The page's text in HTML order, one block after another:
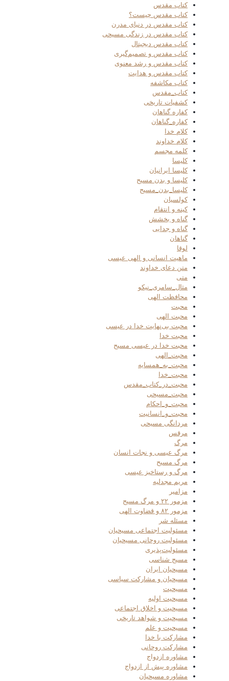
کتاب مقدس
کتاب مقدس چیست؟
کتاب مقدس در دنیای مدرن
کتاب مقدس در زندگی مسیحی
کتاب مقدس دیجیتال
کتاب مقدس و تصمیم‌گیری
کتاب مقدس و رشد معنوی
کتاب مقدس و هدایت
کتاب مکاشفه
کتاب_مقدس
کشفیات تاریخی
کفاره گناهان
کفاره_گناهان
کلام خدا
کلام خداوند
کلمه مجسم
کلیسا
کلیسا ایرانیان
کلیسا و بدن مسیح
کلیسا_بدن_مسیح
کولسیان
کینه و انتقام
گناه و بخشش
گناه و جدایی
گناهان
لوقا
ماهیت انسانی و الهی عیسی
متن دعای خداوند
متی
مثال_سامری_نیکو
محافظت الهی
محبت
محبت الهی
محبت بی‌نهایت خدا در عیسی
محبت خدا
محبت خدا در عیسی مسیح
محبت_الهی
محبت_به_همسایه
محبت_خدا
محبت_در_کتاب_مقدس
محبت_مسیحی
محبت_و_احکام
محبت_و_انسانیت
مردانگی مسیحی
مرقس
مرگ
مرگ عیسی و نجات انسان
مرگ مسیح
مرگ و رستاخیز عیسی
مریم مجدلیه
مزامیر
مزمور ۲۲ و مرگ مسیح
مزمور ۸۲ و قضاوت الهی
مسئله شر
مسئولیت اجتماعی مسیحیان
مسئولیت روحانی مسیحیان
مسئولیت‌پذیری
مسیح شناسی
مسیحیان ایران
مسیحیان و مشارکت سیاسی
مسیحیت
مسیحیت اولیه
مسیحیت و اخلاق اجتماعی
مسیحیت و شواهد تاریخی
مسیحیت و علم
مشارکت با خدا
مشارکت روحانی
مشاوره ازدواج
مشاوره پیش از ازدواج
مشاوره مسیحیان